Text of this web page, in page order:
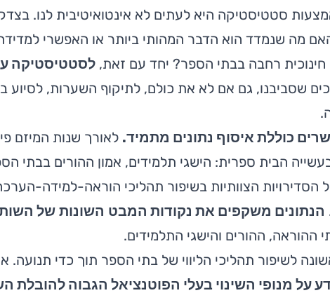
סטטיסטיקה היא לעתים לא אינטואיטיבית לנו.
מה שנמדד הוא הדבר המהותי ביותר או האפשרי
רחבה בבתי הספר? יחד עם זאת, לסטטיסטיקה
שסביבנו, גם אם לא את כולם, לתיקוף השערות, לסיוע
כוללת איסוף נתונים מתמיד. לאורך שנות המיזם
הבית ספרית: הישגי תלמידים, אמון ההורים בבתי
הצוותיות בשיפור תהליכי הוראה-למידה-
הנתונים משקפים את נקודות המבט השונות של
ההוראה, ההורים והישגי התלמידים.
לשיפור תהליכי הליווי של בתי הספר תוך כדי תנועה.
על מנופי השינוי בעלי הפוטנציאל הגבוה להובלת